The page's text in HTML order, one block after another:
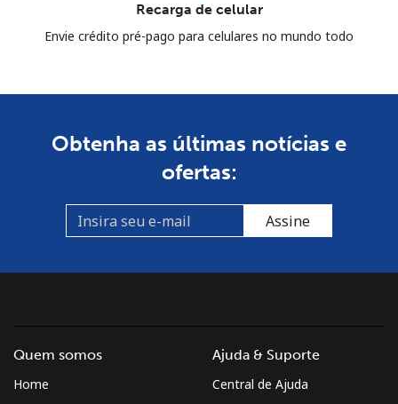
Recarga de celular
Envie crédito pré-pago para celulares no mundo todo
Obtenha as últimas notícias e
ofertas:
Assine
Quem somos
Home
Ajuda & Suporte
Central de Ajuda